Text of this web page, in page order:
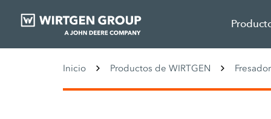
Inicio Productos de WIRTGEN